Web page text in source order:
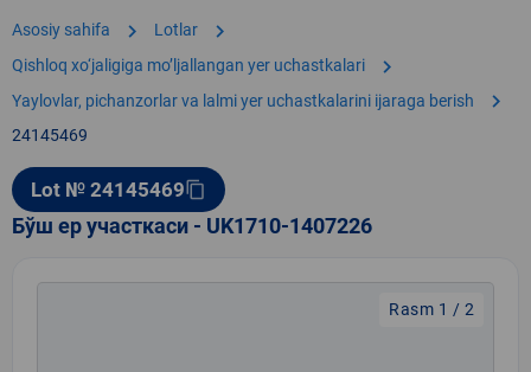
Asosiy sahifa chevron_right Lotlar chevron_right
Qishloq xo‘jaligiga moʼljallangan yer uchastkalari chevron_right
Yaylovlar, pichanzorlar va lalmi yer uchastkalarini ijaraga berish chevron_right
24145469
Lot № 24145469content_copy
Бўш ер участкаси - UK1710-1407226
Rasm 1 / 2